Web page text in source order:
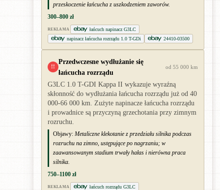
przeskoczenie łańcucha z uszkodzeniem zaworów.
300–800 zł
REKLAMA
łańcuch napinacz G3LC
napinacz łańcucha rozrządu 1.0 T-GDi
24410-03500
!!
Przedwczesne wydłużanie się
łańcucha rozrządu
od 55 000 km
G3LC 1.0 T-GDI Kappa II wykazuje wyraźną
skłonność do wydłużania łańcucha rozrządu już od 40
000-66 000 km. Zużyte napinacze łańcucha rozrządu
i prowadnice są przyczyną grzechotania przy zimnym
rozruchu.
Objawy: Metaliczne klekotanie z przedziału silnika podczas
rozruchu na zimno, ustępujące po nagrzaniu; w
zaawansowanym stadium trwały hałas i nierówna praca
silnika.
750–1100 zł
REKLAMA
łańcuch rozrządu G3LC